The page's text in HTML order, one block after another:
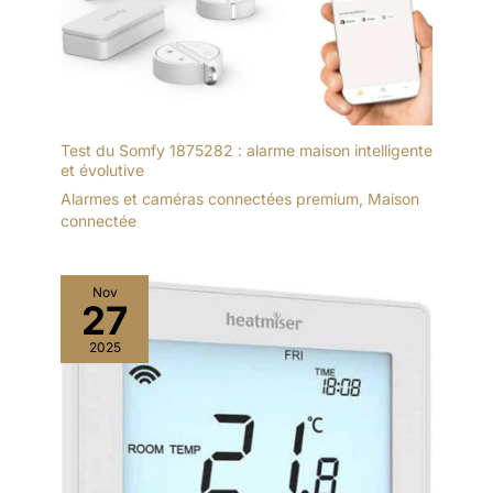
Test du Somfy 1875282 : alarme maison intelligente
et évolutive
Alarmes et caméras connectées premium, Maison
connectée
Nov
27
2025